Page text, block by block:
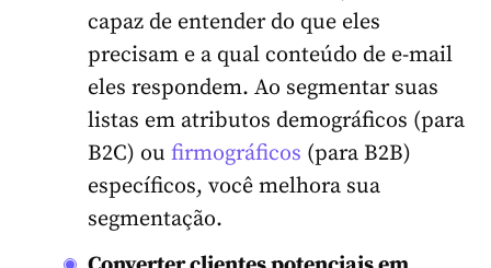
capaz de entender do que eles
precisam e a qual conteúdo de e-mail
eles respondem. Ao segmentar suas
listas em atributos demográficos (para
B2C) ou firmográficos (para B2B)
específicos, você melhora sua
segmentação.